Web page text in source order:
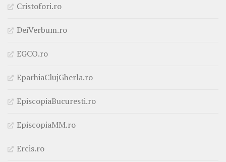
Cristofori.ro
DeiVerbum.ro
EGCO.ro
EparhiaClujGherla.ro
EpiscopiaBucuresti.ro
EpiscopiaMM.ro
Ercis.ro